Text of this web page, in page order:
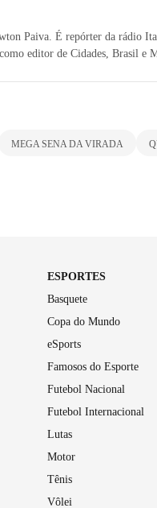
Paiva. É repórter da rádio
editor de Cidades, Brasil e
MEGA SENA DA VIRADA
ESPORTES
Basquete
Copa do Mundo
eSports
Famosos do Esporte
Futebol Nacional
Futebol Internacional
Lutas
Motor
Tênis
Vôlei